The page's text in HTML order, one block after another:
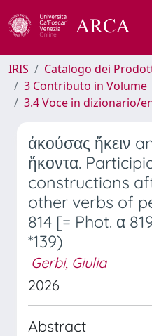
IRIS
Catalogo dei
3 Contributo in Volume
3.4 Voce in dizionario/
ἀκούσας ἥκειν
ἥκοντα.
constructions
other verbs of
814 [= Phot. α
*139)
Gerbi, Giulia
2026
Abstract